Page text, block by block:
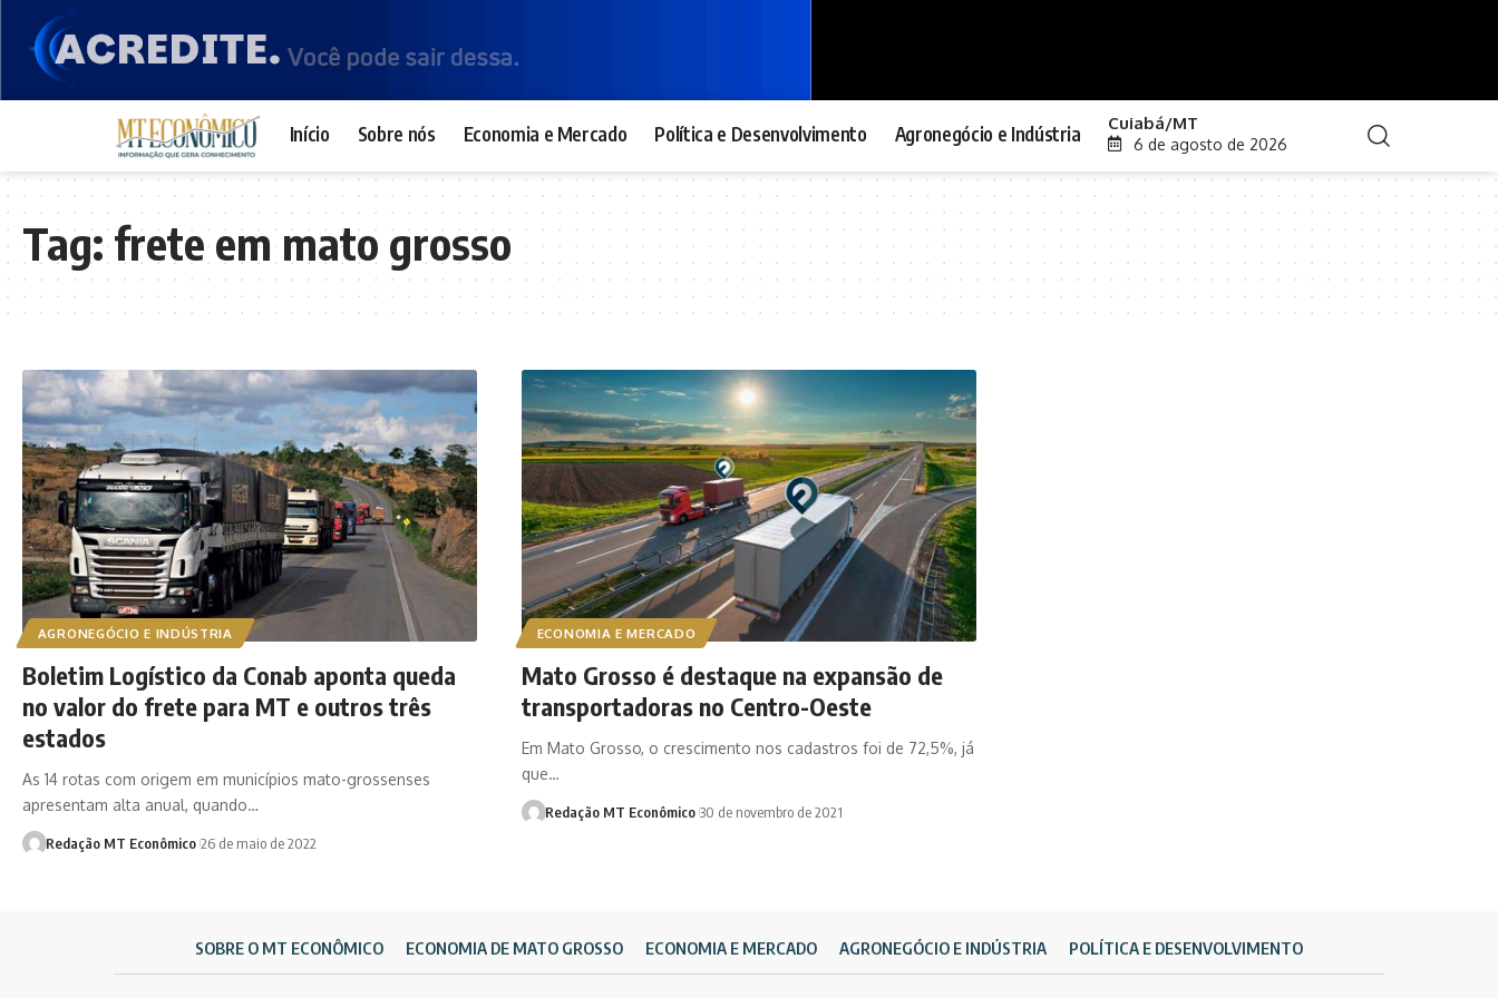
Início Sobre nós Economia e Mercado Política e Desenvolvimento Agronegócio e Indústria Cuiabá/MT
6 de agosto de 2026
Tag:frete em mato grosso
AGRONEGÓCIO E INDÚSTRIA
Boletim Logístico da Conab aponta queda
no valor do frete para MT e outros três
estados
As 14 rotas com origem em municípios mato-grossenses
apresentam alta anual, quando…
Redação MT Econômico 26 de maio de 2022
ECONOMIA E MERCADO
Mato Grosso é destaque na expansão de
transportadoras no Centro-Oeste
Em Mato Grosso, o crescimento nos cadastros foi de 72,5%, já
que…
Redação MT Econômico 30 de novembro de 2021
SOBRE O MT ECONÔMICO ECONOMIA DE MATO GROSSO ECONOMIA E MERCADO AGRONEGÓCIO E INDÚSTRIA POLÍTICA E DESENVOLVIMENTO